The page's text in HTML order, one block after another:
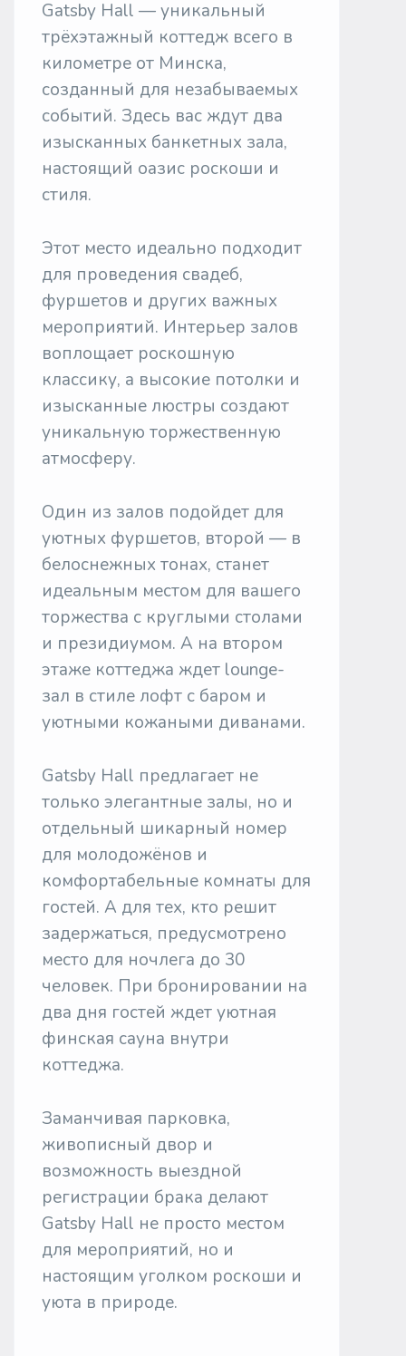
Gatsby Hall — уникальный
трёхэтажный коттедж всего в
километре от Минска,
созданный для незабываемых
событий. Здесь вас ждут два
изысканных банкетных зала,
настоящий оазис роскоши и
стиля.
Этот место идеально подходит
для проведения свадеб,
фуршетов и других важных
мероприятий. Интерьер залов
воплощает роскошную
классику, а высокие потолки и
изысканные люстры создают
уникальную торжественную
атмосферу.
Один из залов подойдет для
уютных фуршетов, второй — в
белоснежных тонах, станет
идеальным местом для вашего
торжества с круглыми столами
и президиумом. А на втором
этаже коттеджа ждет lounge-
зал в стиле лофт с баром и
уютными кожаными диванами.
Gatsby Hall предлагает не
только элегантные залы, но и
отдельный шикарный номер
для молодожёнов и
комфортабельные комнаты для
гостей. А для тех, кто решит
задержаться, предусмотрено
место для ночлега до 30
человек. При бронировании на
два дня гостей ждет уютная
финская сауна внутри
коттеджа.
Заманчивая парковка,
живописный двор и
возможность выездной
регистрации брака делают
Gatsby Hall не просто местом
для мероприятий, но и
настоящим уголком роскоши и
уюта в природе.